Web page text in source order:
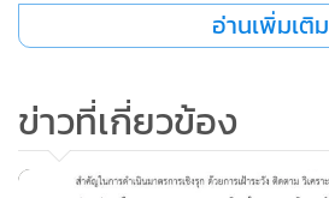
อ่านเพิ่มเติม
ข่าวที่เกี่ยวข้อง